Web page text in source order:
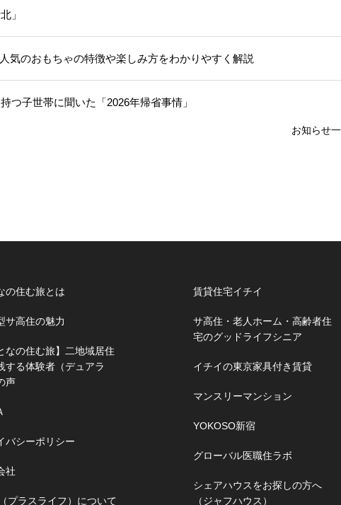
」
気のおもちゃの特徴や楽しみ方をわかりやすく解説
つ子世帯に聞いた「2026年帰省事情」
お知らせ
の住む旅とは
サ高住の魅力
なの住む旅】二地域居住
する体験者（デュアラ
声
バシーポリシー
社
プラスライフ）について
賃貸住宅イチイ
サ高住・老人ホーム・高齢者住
宅のグッドライフシニア
イチイの東京家具付き賃貸
マンスリーマンション
YOKOSO新宿
グローバル医職住ラボ
シェアハウスをお探しの方へ
（ジャフハウス）